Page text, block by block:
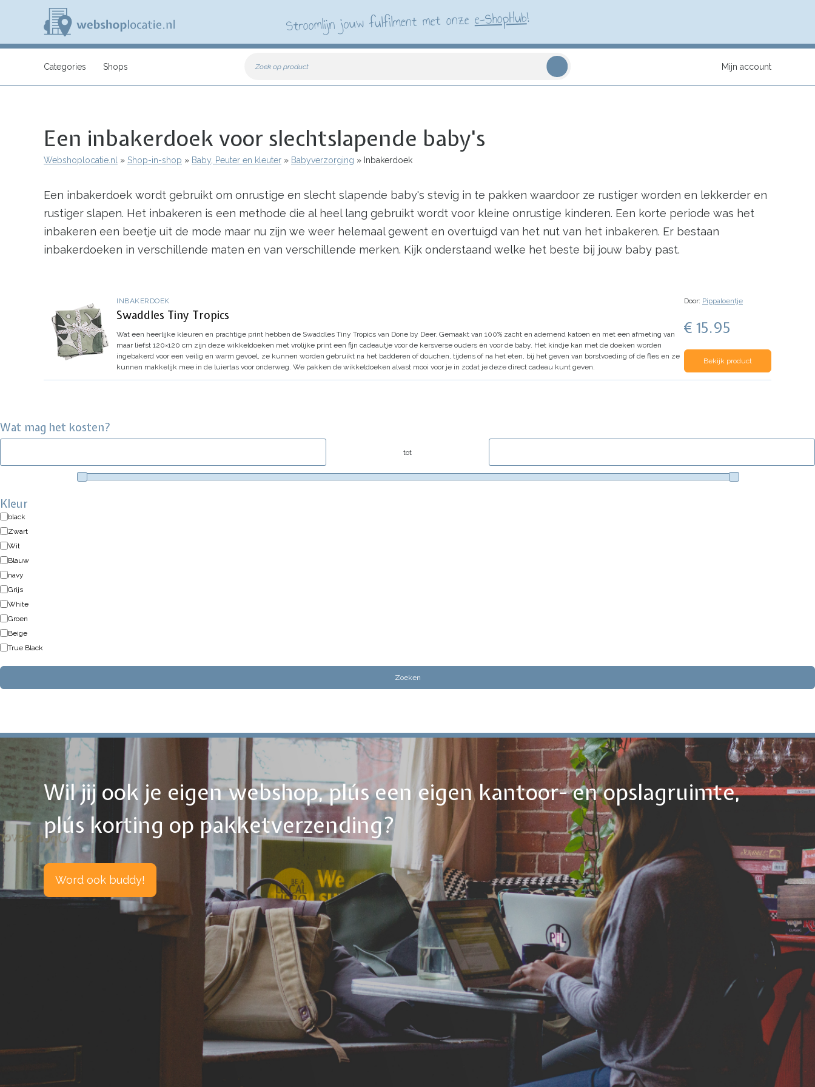
inhoud
e
s
l
a
e
n
l
Stroomlijn jouw fulfilment met onzee-ShopHub!
Zoek op product
Categories Shops Mijn account
Een inbakerdoek voor slechtslapende baby's
Kruimelpad
Webshoplocatie.nl Shop-in-shop Baby, Peuter en kleuter Babyverzorging Inbakerdoek
Een inbakerdoek wordt gebruikt om onrustige en slecht slapende baby's stevig in te pakken waardoor ze rustiger worden en lekkerder en
rustiger slapen. Het inbakeren is een methode die al heel lang gebruikt wordt voor kleine onrustige kinderen. Een korte periode was het
inbakeren een beetje uit de mode maar nu zijn we weer helemaal gewent en overtuigd van het nut van het inbakeren. Er bestaan
inbakerdoeken in verschillende maten en van verschillende merken. Kijk onderstaand welke het beste bij jouw baby past.
INBAKERDOEK
Swaddles Tiny Tropics
Wat een heerlijke kleuren en prachtige print hebben de Swaddles Tiny Tropics van Done by Deer. Gemaakt van 100% zacht en ademend katoen en met een afmeting van
maar liefst 120×120 cm zijn deze wikkeldoeken met vrolijke print een fijn cadeautje voor de kersverse ouders èn voor de baby. Het kindje kan met de doeken worden
ingebakerd voor een veilig en warm gevoel, ze kunnen worden gebruikt na het badderen of douchen, tijdens of na het eten, bij het geven van borstvoeding of de fles en ze
kunnen makkelijk mee in de luiertas voor onderweg. We pakken de wikkeldoeken alvast mooi voor je in zodat je deze direct cadeau kunt geven.
Door: Pippaloentje
€ 15.95
Bekijk product
Wat mag het kosten?
tot
Kleur
black
Zwart
Wit
Blauw
navy
Grijs
White
Groen
Beige
True Black
Wil jij ook je eigen webshop, plús een eigen kantoor- en opslagruimte,
plús korting op pakketverzending?
Word ook buddy!